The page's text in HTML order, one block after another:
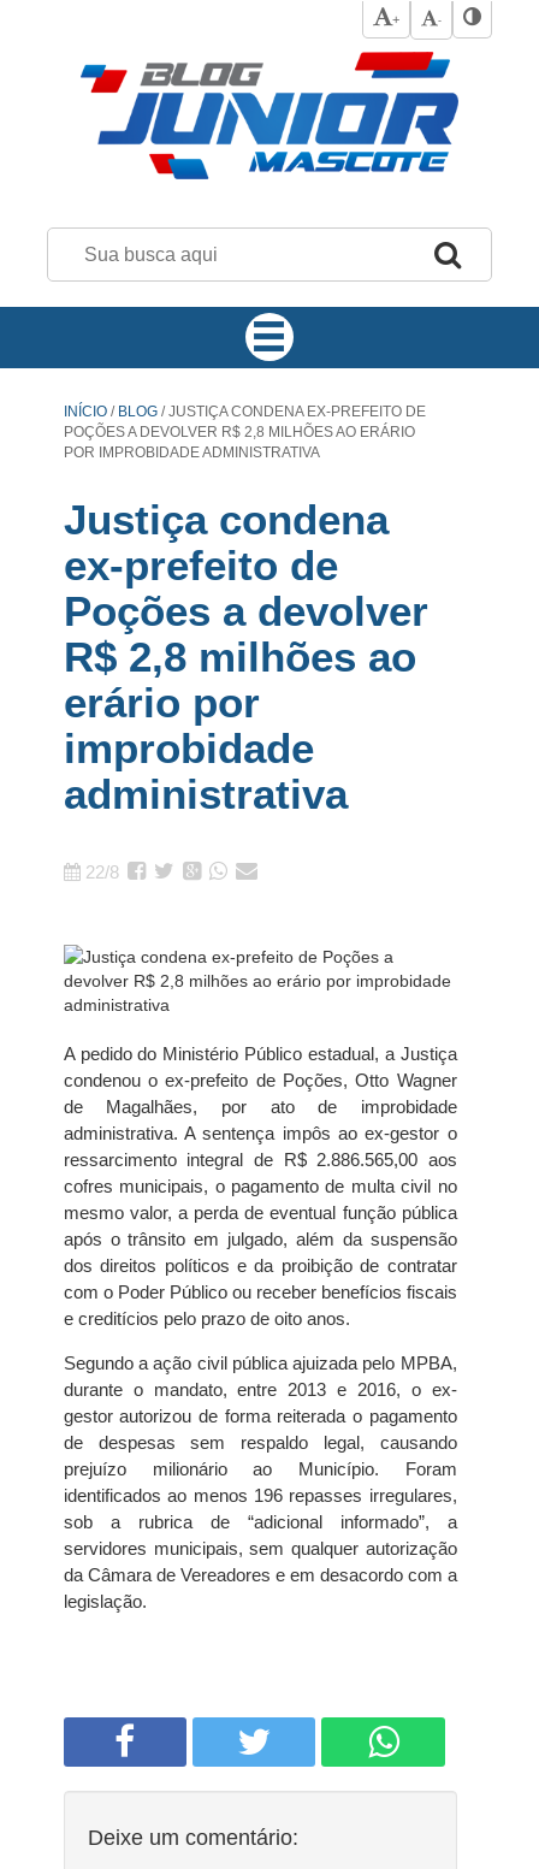
+ -
INÍCIO / BLOG /JUSTIÇA CONDENA EX-PREFEITO DE
POÇÕES A DEVOLVER R$ 2,8 MILHÕES AO ERÁRIO
POR IMPROBIDADE ADMINISTRATIVA
Justiça condena
ex-prefeito de
Poções a devolver
R$ 2,8 milhões ao
erário por
improbidade
administrativa
22/8
A pedido do Ministério Público estadual, a Justiça
condenou o ex-prefeito de Poções, Otto Wagner
de Magalhães, por ato de improbidade
administrativa. A sentença impôs ao ex-gestor o
ressarcimento integral de R$ 2.886.565,00 aos
cofres municipais, o pagamento de multa civil no
mesmo valor, a perda de eventual função pública
após o trânsito em julgado, além da suspensão
dos direitos políticos e da proibição de contratar
com o Poder Público ou receber benefícios fiscais
e creditícios pelo prazo de oito anos.
Segundo a ação civil pública ajuizada pelo MPBA,
durante o mandato, entre 2013 e 2016, o ex-
gestor autorizou de forma reiterada o pagamento
de despesas sem respaldo legal, causando
prejuízo milionário ao Município. Foram
identificados ao menos 196 repasses irregulares,
sob a rubrica de “adicional informado”, a
servidores municipais, sem qualquer autorização
da Câmara de Vereadores e em desacordo com a
legislação.
Deixe um comentário: